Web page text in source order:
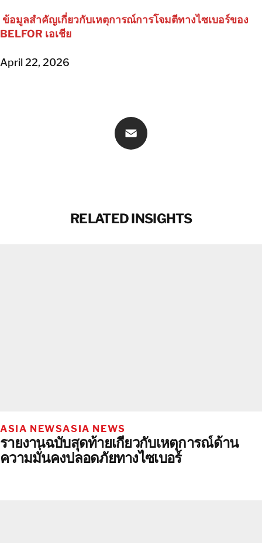
ข้อมูลสำคัญเกี่ยวกับเหตุการณ์การโจมตีทางไซเบอร์ของ
BELFOR เอเชีย
April 22, 2026
RELATED INSIGHTS
ASIA NEWSASIA NEWS
รายงานฉบับสุดท้ายเกี่ยวกับเหตุการณ์ด้าน
ความมั่นคงปลอดภัยทางไซเบอร์